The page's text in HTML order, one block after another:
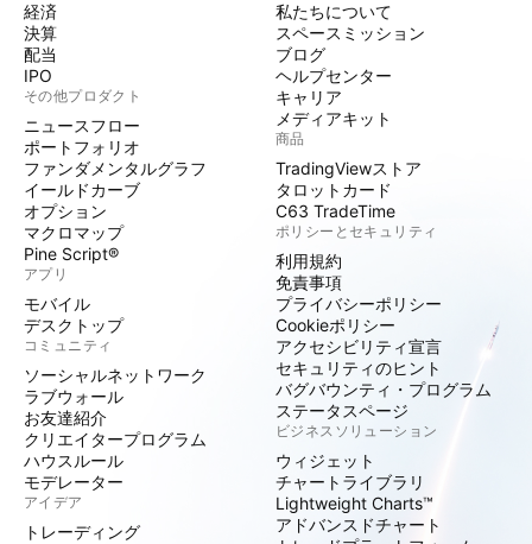
経済
決算
配当
IPO
その他プロダクト
ニュースフロー
ポートフォリオ
ファンダメンタルグラフ
イールドカーブ
オプション
マクロマップ
Pine Script®
アプリ
モバイル
デスクトップ
コミュニティ
ソーシャルネットワーク
ラブウォール
お友達紹介
クリエイタープログラム
ハウスルール
モデレーター
アイデア
トレーディング
私たちについて
スペースミッション
ブログ
ヘルプセンター
キャリア
メディアキット
商品
TradingViewストア
タロットカード
C63 TradeTime
ポリシーとセキュリティ
利用規約
免責事項
プライバシーポリシー
Cookieポリシー
アクセシビリティ宣言
セキュリティのヒント
バグバウンティ・プログラム
ステータスページ
ビジネスソリューション
ウィジェット
チャートライブラリ
Lightweight Charts™
アドバンスドチャート